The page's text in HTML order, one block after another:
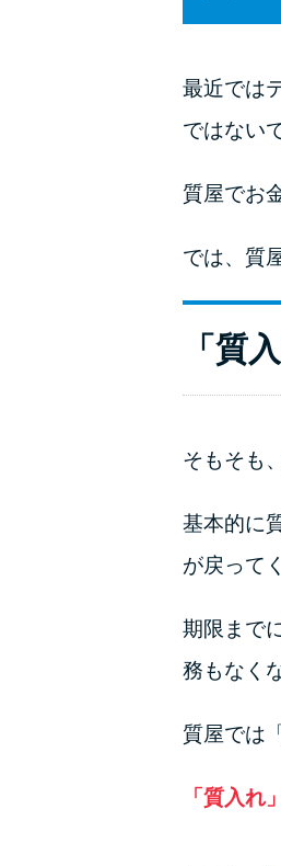
最近では
ではない
質屋でお
では、質
「質
そもそも
基本的に
が戻って
期限まで
務もなく
質屋では
「質入